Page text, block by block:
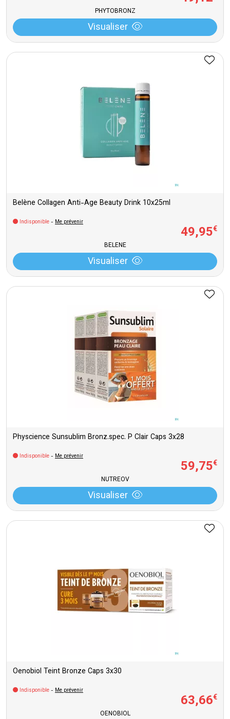
PHYTOBRONZ
Visualiser
Belène Collagen Anti-Age Beauty Drink 10x25ml
Indisponible - Me prévenir
49,95€
BELENE
Visualiser
Physcience Sunsublim Bronz.spec. P Clair Caps 3x28
Indisponible - Me prévenir
59,75€
NUTREOV
Visualiser
Oenobiol Teint Bronze Caps 3x30
Indisponible - Me prévenir
63,66€
OENOBIOL